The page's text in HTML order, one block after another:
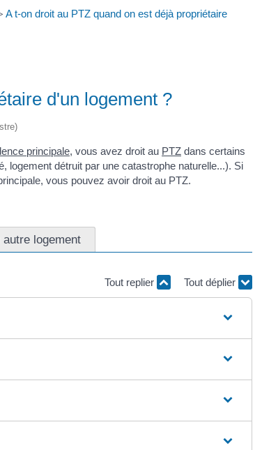
A t-on droit au PTZ quand on est déjà propriétaire
d'un logement ?
principale, vous avez droit au PTZ dans certains
logement détruit par une catastrophe naturelle...). Si
vous pouvez avoir droit au PTZ.
logement
Tout replier Tout déplier